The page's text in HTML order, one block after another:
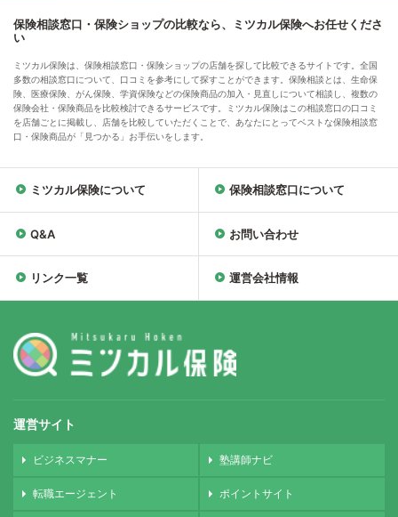
保険相談窓口・保険ショップの比較なら、ミツカル保険へお任せくださ
い
ミツカル保険は、保険相談窓口・保険ショップの店舗を探して比較できるサイトです。全国
多数の相談窓口について、口コミを参考にして探すことができます。保険相談とは、生命保
険、医療保険、がん保険、学資保険などの保険商品の加入・見直しについて相談し、複数の
保険会社・保険商品を比較検討できるサービスです。ミツカル保険はこの相談窓口の口コミ
を店舗ごとに掲載し、店舗を比較していただくことで、あなたにとってベストな保険相談窓
口・保険商品が「見つかる」お手伝いをします。
ミツカル保険について 保険相談窓口について
Q&A お問い合わせ
リンク一覧 運営会社情報
運営サイト
ビジネスマナー 塾講師ナビ
転職エージェント ポイントサイト